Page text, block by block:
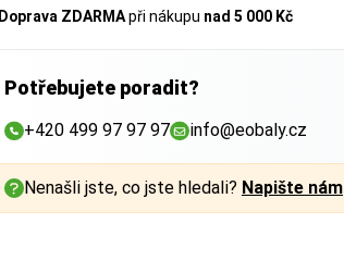
Doprava ZDARMApři nákupu nad 5 000 Kč
Potřebujete poradit?
+420 499 97 97 97 info@eobaly.cz
Nenašli jste, co jste hledali? Napište nám